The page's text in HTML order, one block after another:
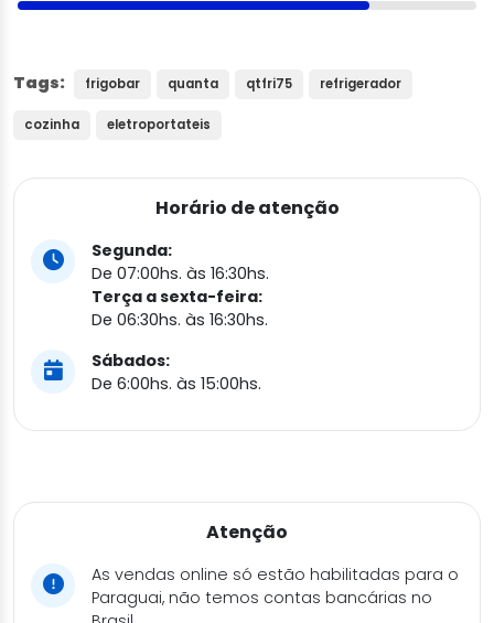
Tags: frigobar quanta qtfri75 refrigerador
cozinha eletroportateis
Horário de atenção
Segunda:
De 07:00hs. às 16:30hs.
Terça a sexta-feira:
De 06:30hs. às 16:30hs.
Sábados:
De 6:00hs. às 15:00hs.
Atenção
As vendas online só estão habilitadas para o
Paraguai, não temos contas bancárias no